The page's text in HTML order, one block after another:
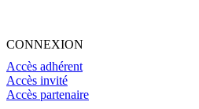
CONNEXION
Accès adhérent
Accès invité
Accès partenaire